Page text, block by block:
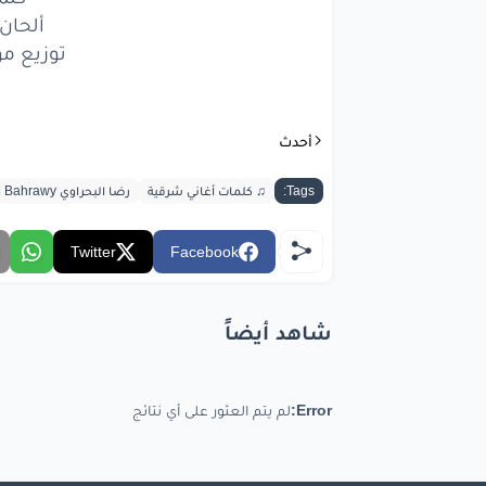
كنتتوزيع
أحدث
Tags: ♫ كلمات أغاني شرقية رضا البحراوي Reda El Bahrawy
Facebook
Twitter
شاهد أيضاً
Error: لم يتم العثور على أي نتائج